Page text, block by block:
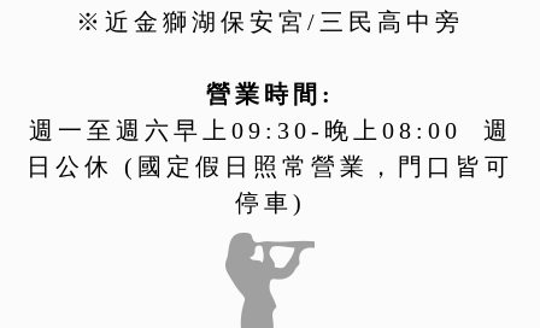
※近金獅湖保安宮/三民高中旁
營業時間:
週一至週六早上09:30-晚上08:00 週
日公休 (國定假日照常營業，門口皆可
停車)